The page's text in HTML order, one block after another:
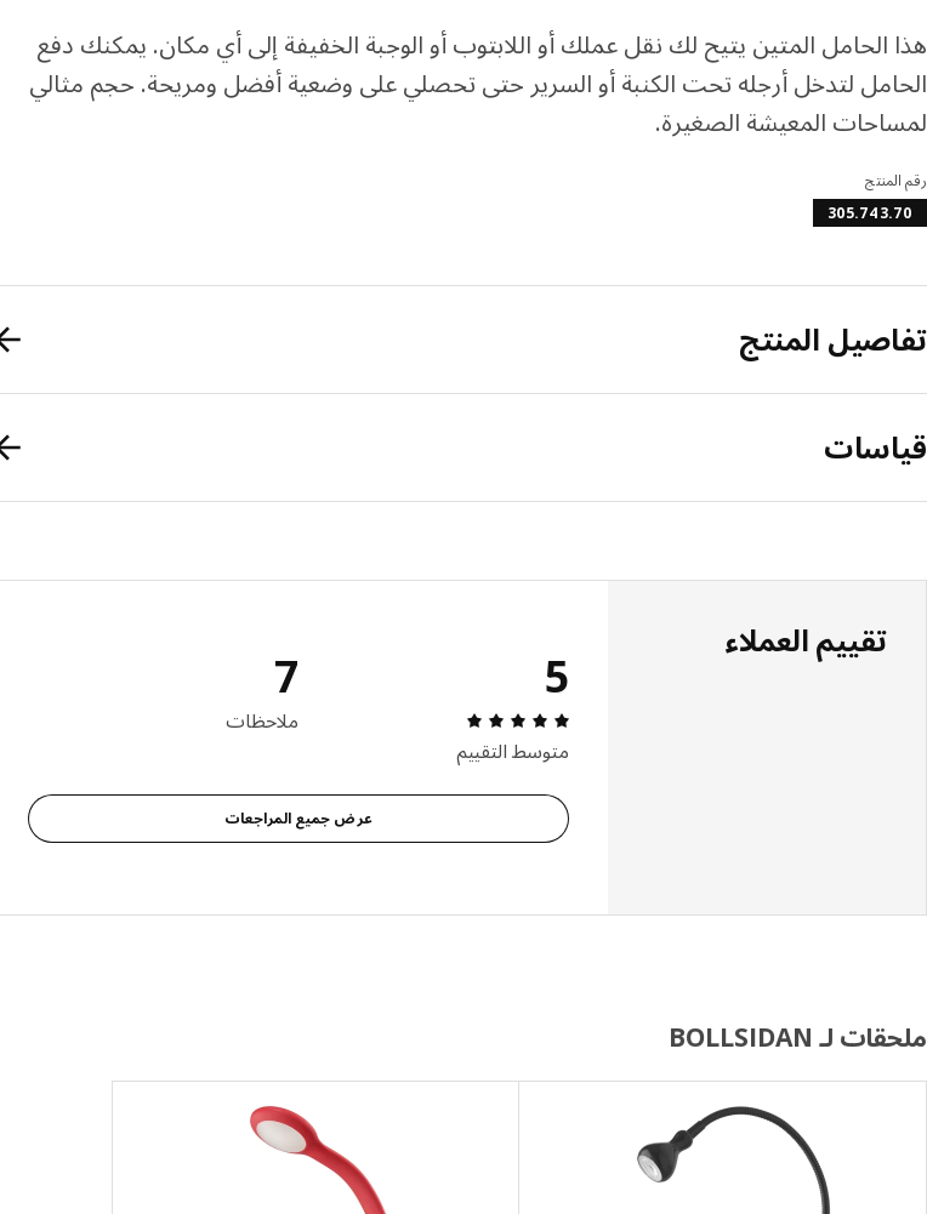
هذا الحامل المتين يتيح لك نقل عملك أو اللابتوب أو الوجبة الخفيفة إلى أي مكان. يمكنك دفع
الحامل لتدخل أرجله تحت الكنبة أو السرير حتى تحصلي على وضعية أفضل ومريحة. حجم مثالي
لمساحات المعيشة الصغيرة.
رقم المنتج
305.743.70
تفاصيل المنتج
قياسات
تقييم العملاء
5
متوسط التقييم
7
ملاحظات
عرض جميع المراجعات
ملحقات لـ BOLLSIDAN